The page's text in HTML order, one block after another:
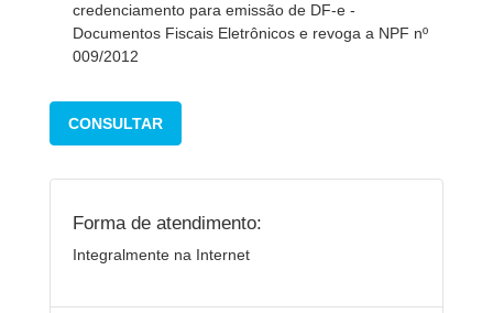
credenciamento para emissão de DF-e -
Documentos Fiscais Eletrônicos e revoga a NPF nº
009/2012
CONSULTAR
Forma de atendimento:
Integralmente na Internet